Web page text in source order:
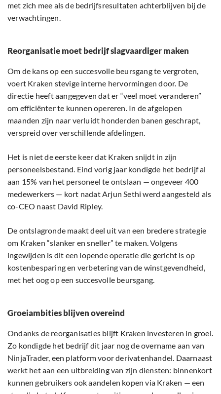
met zich mee als de bedrijfsresultaten achterblijven bij de
verwachtingen.
Reorganisatie moet bedrijf slagvaardiger maken
Om de kans op een succesvolle beursgang te vergroten,
voert Kraken stevige interne hervormingen door. De
directie heeft aangegeven dat er “veel moet veranderen”
om efficiënter te kunnen opereren. In de afgelopen
maanden zijn naar verluidt honderden banen geschrapt,
verspreid over verschillende afdelingen.
Het is niet de eerste keer dat Kraken snijdt in zijn
personeelsbestand. Eind vorig jaar kondigde het bedrijf al
aan 15% van het personeel te ontslaan — ongeveer 400
medewerkers — kort nadat Arjun Sethi werd aangesteld als
co-CEO naast David Ripley.
De ontslagronde maakt deel uit van een bredere strategie
om Kraken “slanker en sneller” te maken. Volgens
ingewijden is dit een lopende operatie die gericht is op
kostenbesparing en verbetering van de winstgevendheid,
met het oog op een succesvolle beursgang.
Groeiambities blijven overeind
Ondanks de reorganisaties blijft Kraken investeren in groei.
Zo kondigde het bedrijf dit jaar nog de overname aan van
NinjaTrader, een platform voor derivatenhandel. Daarnaast
werkt het aan een uitbreiding van zijn diensten: binnenkort
kunnen gebruikers ook aandelen kopen via Kraken — een